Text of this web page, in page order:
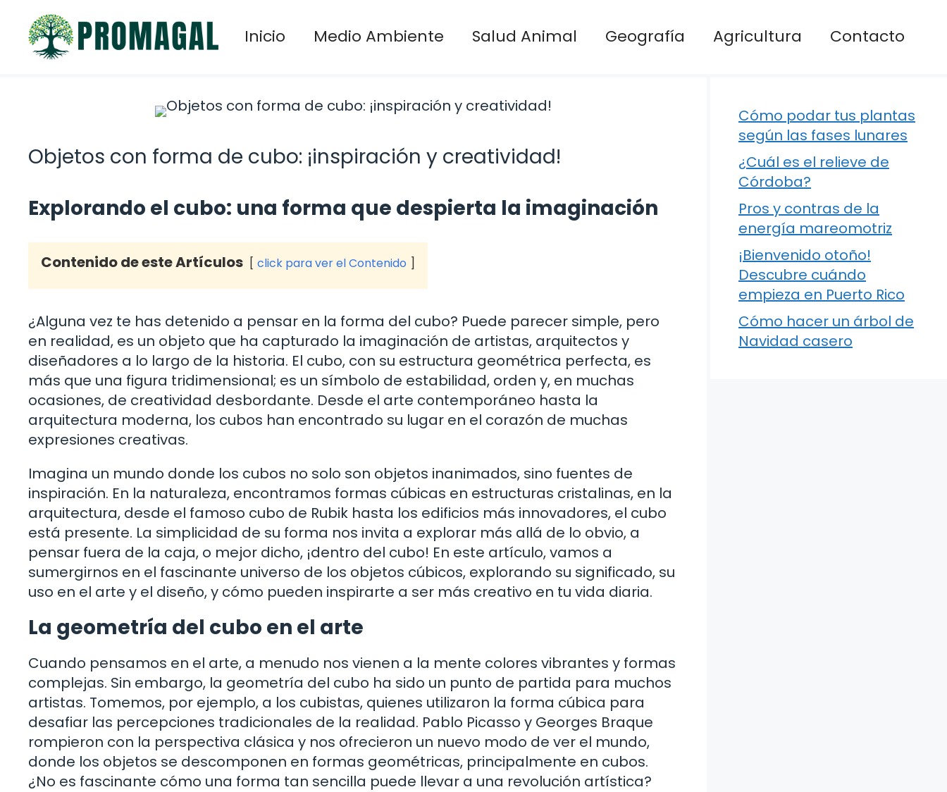
contenido
Inicio Medio Ambiente Salud Animal Geografía Agricultura Contacto
Objetos con forma de cubo: ¡inspiración y creatividad!
Explorando el cubo: una forma que despierta la imaginación
Contenido de este Artículos click para ver el Contenido
¿Alguna vez te has detenido a pensar en la forma del cubo? Puede parecer simple, pero
en realidad, es un objeto que ha capturado la imaginación de artistas, arquitectos y
diseñadores a lo largo de la historia. El cubo, con su estructura geométrica perfecta, es
más que una figura tridimensional; es un símbolo de estabilidad, orden y, en muchas
ocasiones, de creatividad desbordante. Desde el arte contemporáneo hasta la
arquitectura moderna, los cubos han encontrado su lugar en el corazón de muchas
expresiones creativas.
Imagina un mundo donde los cubos no solo son objetos inanimados, sino fuentes de
inspiración. En la naturaleza, encontramos formas cúbicas en estructuras cristalinas, en la
arquitectura, desde el famoso cubo de Rubik hasta los edificios más innovadores, el cubo
está presente. La simplicidad de su forma nos invita a explorar más allá de lo obvio, a
pensar fuera de la caja, o mejor dicho, ¡dentro del cubo! En este artículo, vamos a
sumergirnos en el fascinante universo de los objetos cúbicos, explorando su significado, su
uso en el arte y el diseño, y cómo pueden inspirarte a ser más creativo en tu vida diaria.
La geometría del cubo en el arte
Cuando pensamos en el arte, a menudo nos vienen a la mente colores vibrantes y formas
complejas. Sin embargo, la geometría del cubo ha sido un punto de partida para muchos
artistas. Tomemos, por ejemplo, a los cubistas, quienes utilizaron la forma cúbica para
desafiar las percepciones tradicionales de la realidad. Pablo Picasso y Georges Braque
rompieron con la perspectiva clásica y nos ofrecieron un nuevo modo de ver el mundo,
donde los objetos se descomponen en formas geométricas, principalmente en cubos.
¿No es fascinante cómo una forma tan sencilla puede llevar a una revolución artística?
Cómo podar tus plantas
según las fases lunares
¿Cuál es el relieve de
Córdoba?
Pros y contras de la
energía mareomotriz
¡Bienvenido otoño!
Descubre cuándo
empieza en Puerto Rico
Cómo hacer un árbol de
Navidad casero